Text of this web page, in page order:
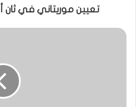
تعيين موريتاني في